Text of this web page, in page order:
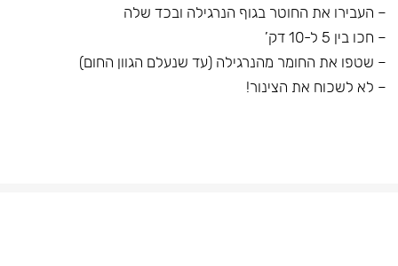
– העבירו את החוטר בגוף הנרגילה ובכד שלה
– חכו בין 5 ל-10 דק’
– שטפו את החומר מהנרגילה (עד שנעלם הגוון החום)
– לא לשכוח את הצינור!